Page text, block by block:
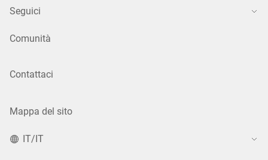
Seguici
Comunità
Contattaci
Mappa del sito
IT/IT